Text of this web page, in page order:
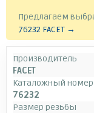
Предлагаем
76232 FACET →
Производитель
FACET
Каталожный номер
76232
Размер резьбы